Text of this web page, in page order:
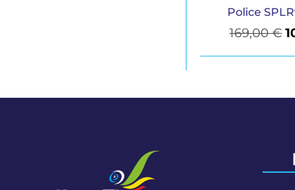
Police
169,00€